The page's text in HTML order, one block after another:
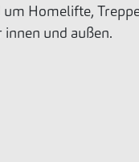
Homelifte,
und außen.